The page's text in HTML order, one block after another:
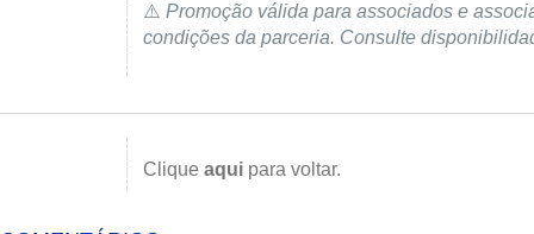
⚠️ Promoção válida para associados e
condições da parceria. Consulte
Clique aqui para voltar.